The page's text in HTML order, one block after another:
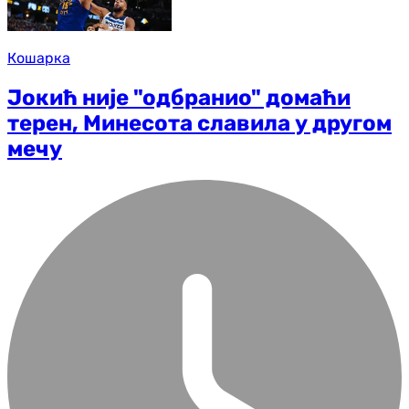
Кошарка
Јокић није "одбранио" домаћи
терен, Минесота славила у другом
мечу